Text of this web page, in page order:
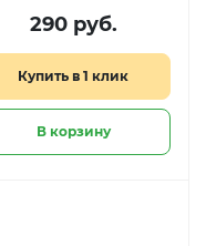
стихотворением
290 руб.
Купить в 1 клик
В корзину